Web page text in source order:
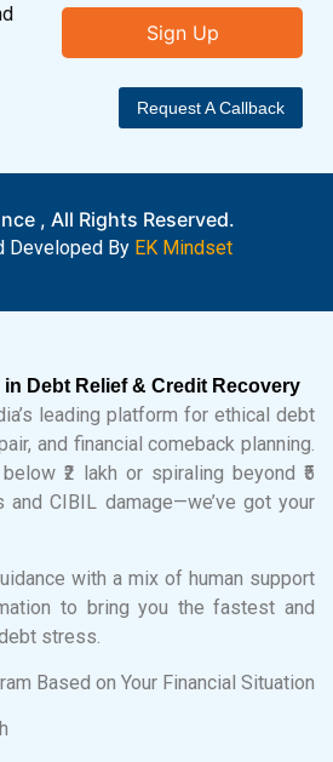
Sign Up
Request A Callback
, All Rights Reserved.
Developed By EK Mindset
Debt Relief & Credit Recovery
leading platform for ethical debt
and financial comeback planning.
₹2 lakh or spiraling beyond ₹5
and CIBIL damage—we’ve got your
with a mix of human support
to bring you the fastest and
stress.
Based on Your Financial Situation